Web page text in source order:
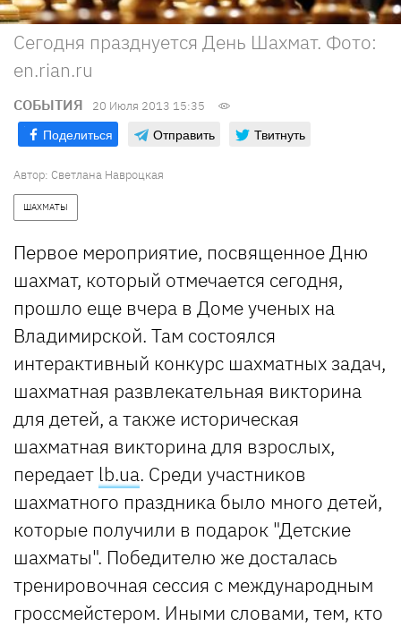
Сегодня празднуется День Шахмат. Фото:
en.rian.ru
СОБЫТИЯ 20 Июля 2013 15:35
Поделиться Отправить Твитнуть
Автор: Светлана Навроцкая
ШАХМАТЫ
Первое мероприятие, посвященное Дню
шахмат, который отмечается сегодня,
прошло еще вчера в Доме ученых на
Владимирской. Там состоялся
интерактивный конкурс шахматных задач,
шахматная развлекательная викторина
для детей, а также историческая
шахматная викторина для взрослых,
передает lb.ua. Среди участников
шахматного праздника было много детей,
которые получили в подарок "Детские
шахматы". Победителю же досталась
тренировочная сессия с международным
гроссмейстером. Иными словами, тем, кто